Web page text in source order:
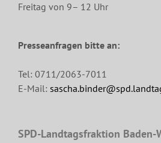
Freitag von 9– 12 Uhr
Presseanfragen bitte an:
Tel: 0711/2063-7011
E-Mail:
SPD-Landtagsfraktion Baden-